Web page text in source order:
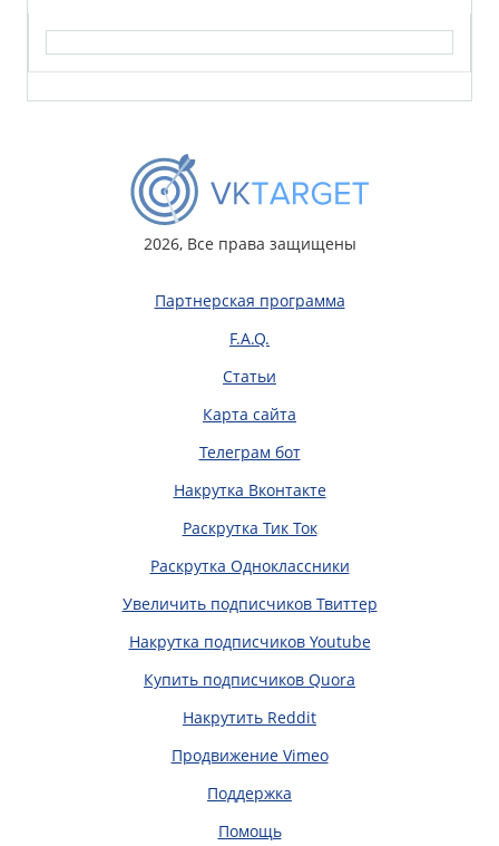
2026, Все права защищены
Партнерская программа
F.A.Q.
Статьи
Карта сайта
Телеграм бот
Накрутка Вконтакте
Раскрутка Тик Ток
Раскрутка Одноклассники
Увеличить подписчиков Твиттер
Накрутка подписчиков Youtube
Купить подписчиков Quora
Накрутить Reddit
Продвижение Vimeo
Поддержка
Помощь